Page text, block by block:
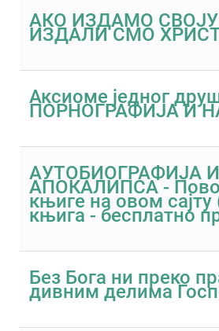
АКО ИЗДАМО СВОЈУ
ИЗДАЛИ СМО
Аксиоме једног
ПОРНОГРАФИЈА И
АУТОБИОГРАФИЈА И
АПОКАЛИПСА -
књиге на овом сајту
књига - бесплатно
Без Бога ни преко
дивним делима